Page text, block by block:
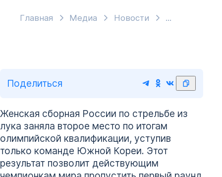
Главная Медиа Новости
Поделиться
Женская сборная России по стрельбе из
лука заняла второе место по итогам
олимпийской квалификации, уступив
только команде Южной Кореи. Этот
результат позволит действующим